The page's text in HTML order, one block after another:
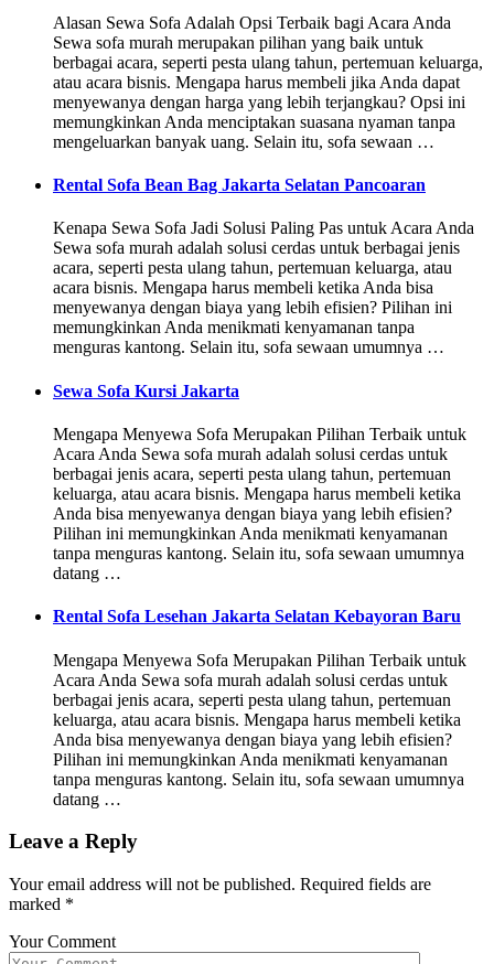
Alasan Sewa Sofa Adalah Opsi Terbaik bagi Acara Anda
Sewa sofa murah merupakan pilihan yang baik untuk
berbagai acara, seperti pesta ulang tahun, pertemuan keluarga,
atau acara bisnis. Mengapa harus membeli jika Anda dapat
menyewanya dengan harga yang lebih terjangkau? Opsi ini
memungkinkan Anda menciptakan suasana nyaman tanpa
mengeluarkan banyak uang. Selain itu, sofa sewaan …
Rental Sofa Bean Bag Jakarta Selatan Pancoaran
Kenapa Sewa Sofa Jadi Solusi Paling Pas untuk Acara Anda
Sewa sofa murah adalah solusi cerdas untuk berbagai jenis
acara, seperti pesta ulang tahun, pertemuan keluarga, atau
acara bisnis. Mengapa harus membeli ketika Anda bisa
menyewanya dengan biaya yang lebih efisien? Pilihan ini
memungkinkan Anda menikmati kenyamanan tanpa
menguras kantong. Selain itu, sofa sewaan umumnya …
Sewa Sofa Kursi Jakarta
Mengapa Menyewa Sofa Merupakan Pilihan Terbaik untuk
Acara Anda Sewa sofa murah adalah solusi cerdas untuk
berbagai jenis acara, seperti pesta ulang tahun, pertemuan
keluarga, atau acara bisnis. Mengapa harus membeli ketika
Anda bisa menyewanya dengan biaya yang lebih efisien?
Pilihan ini memungkinkan Anda menikmati kenyamanan
tanpa menguras kantong. Selain itu, sofa sewaan umumnya
datang …
Rental Sofa Lesehan Jakarta Selatan Kebayoran Baru
Mengapa Menyewa Sofa Merupakan Pilihan Terbaik untuk
Acara Anda Sewa sofa murah adalah solusi cerdas untuk
berbagai jenis acara, seperti pesta ulang tahun, pertemuan
keluarga, atau acara bisnis. Mengapa harus membeli ketika
Anda bisa menyewanya dengan biaya yang lebih efisien?
Pilihan ini memungkinkan Anda menikmati kenyamanan
tanpa menguras kantong. Selain itu, sofa sewaan umumnya
datang …
Leave a Reply
Your email address will not be published. Required fields are
marked *
Your Comment